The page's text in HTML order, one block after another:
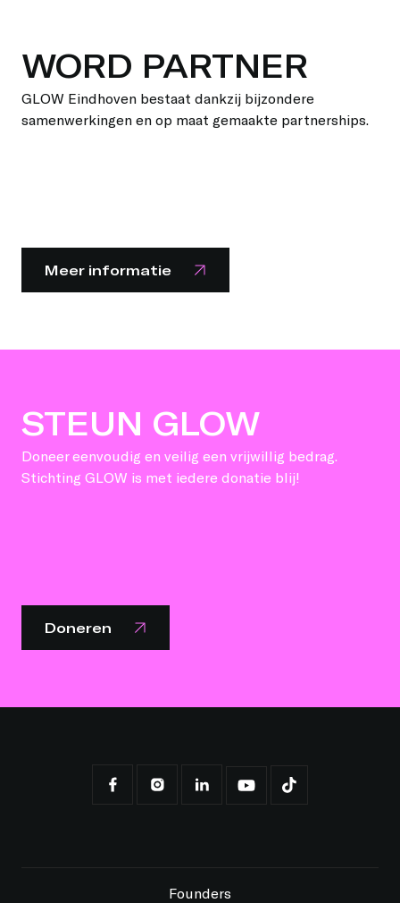
WORD PARTNER
GLOW Eindhoven bestaat dankzij bijzondere
samenwerkingen en op maat gemaakte partnerships.
Meer informatie
STEUN GLOW
Doneer eenvoudig en veilig een vrijwillig bedrag.
Stichting GLOW is met iedere donatie blij!
Doneren
Founders